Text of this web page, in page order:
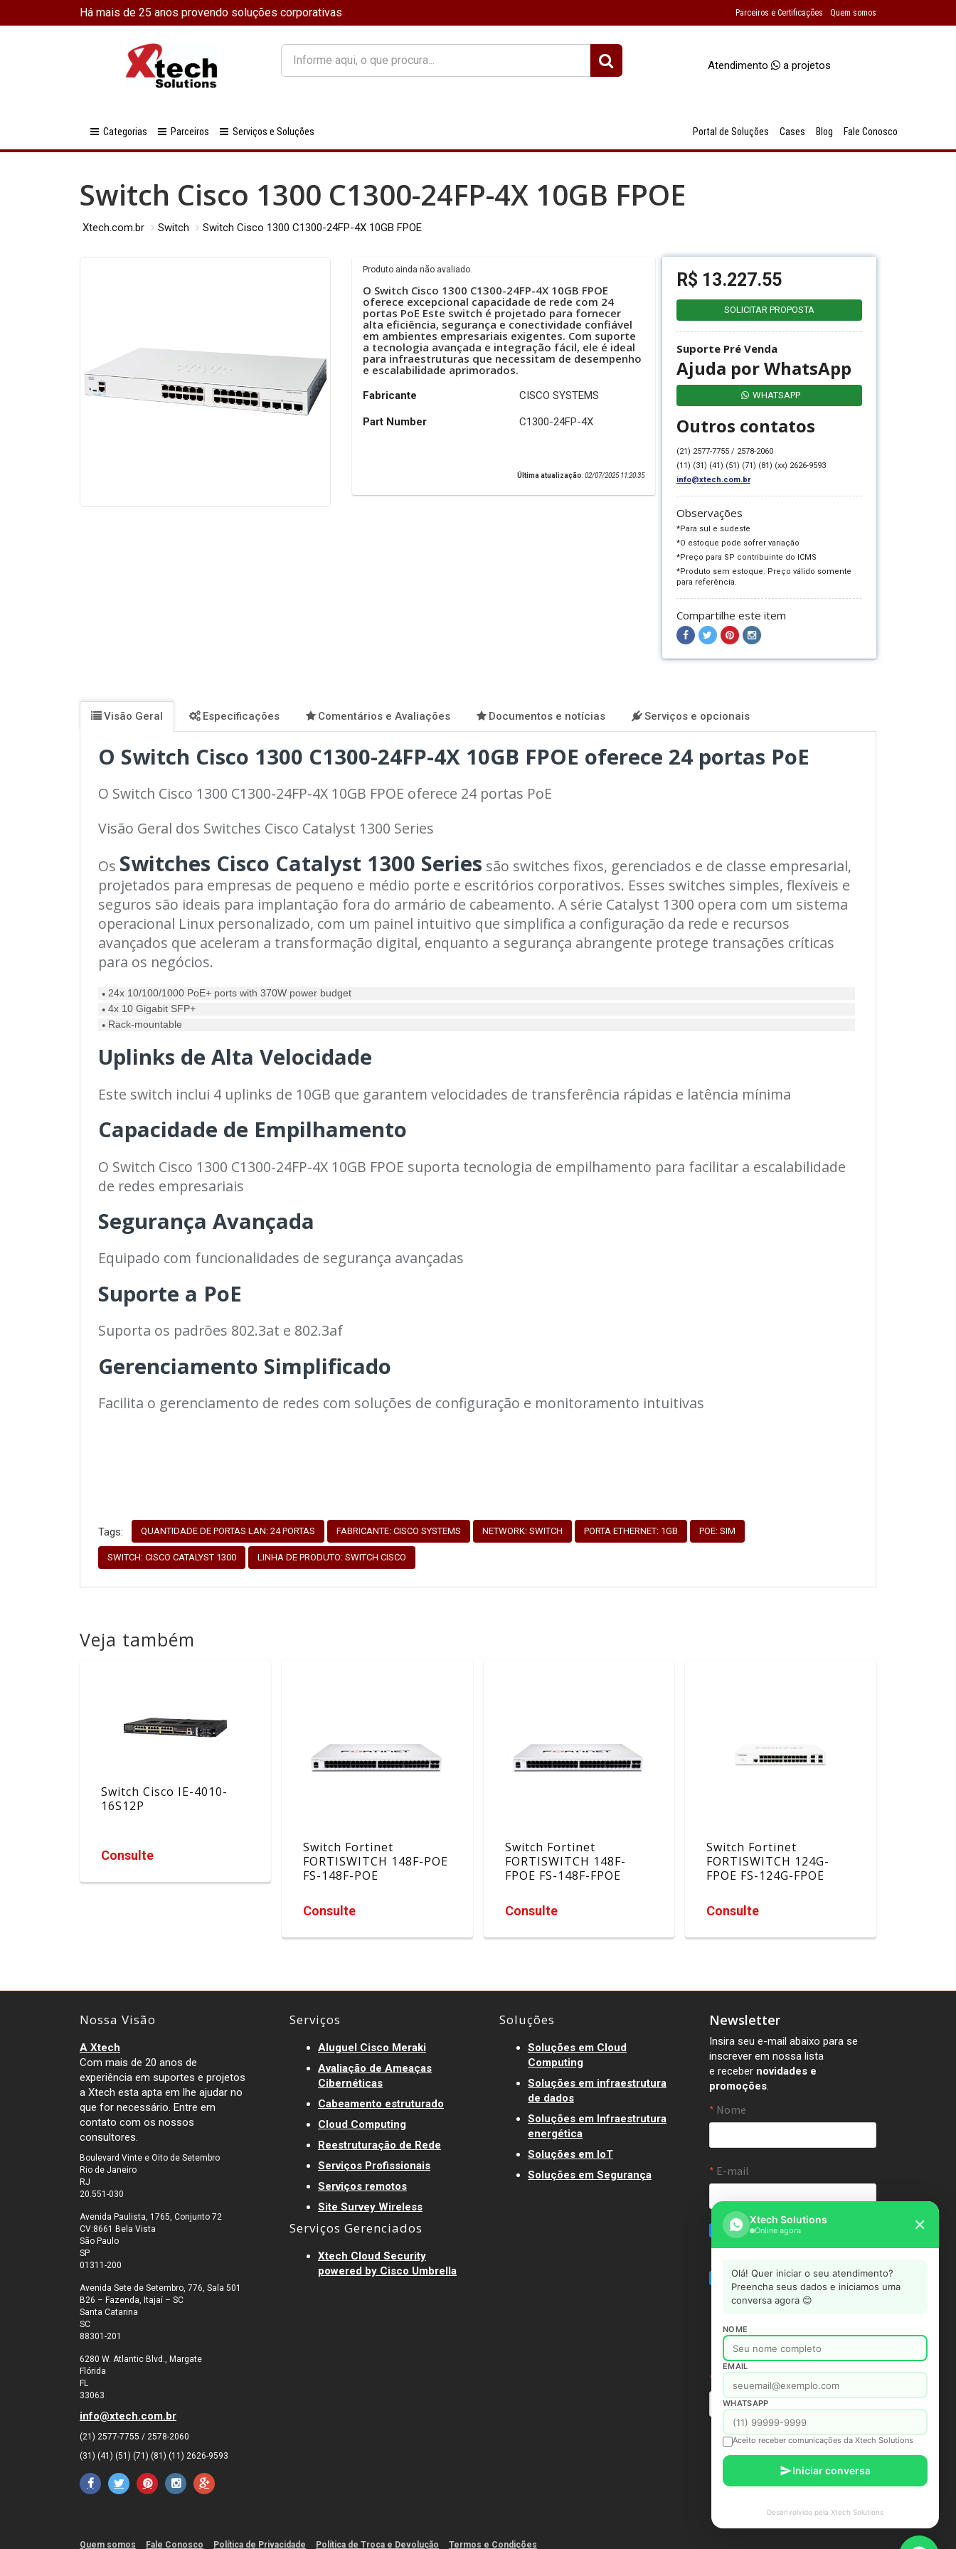
Há mais de 25 anos provendo soluções corporativas Parceiros e Certificações Quem somos
O
que
você
Atendimento a projetos
Categorias Parceiros Serviços e Soluções Portal de Soluções Cases Blog Fale Conosco
Switch Cisco 1300 C1300-24FP-4X 10GB FPOE
Xtech.com.br Switch Switch Cisco 1300 C1300-24FP-4X 10GB FPOE
Produto ainda não avaliado.
O Switch Cisco 1300 C1300-24FP-4X 10GB FPOE
oferece excepcional capacidade de rede com 24
portas PoE Este switch é projetado para fornecer
alta eficiência, segurança e conectividade confiável
em ambientes empresariais exigentes. Com suporte
a tecnologia avançada e integração fácil, ele é ideal
para infraestruturas que necessitam de desempenho
e escalabilidade aprimorados.
Fabricante CISCO SYSTEMS
Part Number C1300-24FP-4X
Última atualização:02/07/2025 11:20:35
R$ 13.227.55
SOLICITAR PROPOSTA
Suporte Pré Venda
Ajuda por WhatsApp
WHATSAPP
Outros contatos
(21) 2577-7755 / 2578-2060
(11) (31) (41) (51) (71) (81) (xx) 2626-9593
info@xtech.com.br
Observações
*Para sul e sudeste
*O estoque pode sofrer variação
*Preço para SP contribuinte do ICMS
*Produto sem estoque. Preço válido somente
para referência.
Compartilhe este item
CompartilharCompartilhar
Compartilhar
Compartilhar
Visão Geral Especificações Comentários e Avaliações Documentos e notícias Serviços e opcionais
O Switch Cisco 1300 C1300-24FP-4X 10GB FPOE oferece 24 portas PoE
O Switch Cisco 1300 C1300-24FP-4X 10GB FPOE oferece 24 portas PoE
Visão Geral dos Switches Cisco Catalyst 1300 Series
Os Switches Cisco Catalyst 1300 Series são switches fixos, gerenciados e de classe empresarial,
projetados para empresas de pequeno e médio porte e escritórios corporativos. Esses switches simples, flexíveis e
seguros são ideais para implantação fora do armário de cabeamento. A série Catalyst 1300 opera com um sistema
operacional Linux personalizado, com um painel intuitivo que simplifica a configuração da rede e recursos
avançados que aceleram a transformação digital, enquanto a segurança abrangente protege transações críticas
para os negócios.
● 24x 10/100/1000 PoE+ ports with 370W power budget
● 4x 10 Gigabit SFP+
● Rack-mountable
Uplinks de Alta Velocidade
Este switch inclui 4 uplinks de 10GB que garantem velocidades de transferência rápidas e latência mínima
Capacidade de Empilhamento
O Switch Cisco 1300 C1300-24FP-4X 10GB FPOE suporta tecnologia de empilhamento para facilitar a escalabilidade
de redes empresariais
Segurança Avançada
Equipado com funcionalidades de segurança avançadas
Suporte a PoE
Suporta os padrões 802.3at e 802.3af
Gerenciamento Simplificado
Facilita o gerenciamento de redes com soluções de configuração e monitoramento intuitivas
Tags: QUANTIDADE DE PORTAS LAN: 24 PORTAS FABRICANTE: CISCO SYSTEMS NETWORK: SWITCH PORTA ETHERNET: 1GB POE: SIM
SWITCH: CISCO CATALYST 1300 LINHA DE PRODUTO: SWITCH CISCO
Veja também
Switch Cisco IE-4010-
16S12P
Consulte
Switch Fortinet
FORTISWITCH 148F-POE
FS-148F-POE
Consulte
Switch Fortinet
FORTISWITCH 148F-
FPOE FS-148F-FPOE
Consulte
Switch Fortinet
FORTISWITCH 124G-
FPOE FS-124G-FPOE
Consulte
Nossa Visão
A Xtech
Com mais de 20 anos de
experiência em suportes e projetos
a Xtech esta apta em lhe ajudar no
que for necessário. Entre em
contato com os nossos
consultores.
Boulevard Vinte e Oito de Setembro
Rio de Janeiro
RJ
20.551-030
Avenida Paulista, 1765, Conjunto 72
CV:8661 Bela Vista
São Paulo
SP
01311-200
Avenida Sete de Setembro, 776, Sala 501
B26 – Fazenda, Itajaí – SC
Santa Catarina
SC
88301-201
6280 W. Atlantic Blvd., Margate
Flórida
FL
33063
info@xtech.com.br
(21) 2577-7755 / 2578-2060
(31) (41) (51) (71) (81) (11) 2626-9593
Serviços
Aluguel Cisco Meraki
Avaliação de Ameaças
Cibernéticas
Cabeamento estruturado
Cloud Computing
Reestruturação de Rede
Serviços Profissionais
Serviços remotos
Site Survey Wireless
Serviços Gerenciados
Xtech Cloud Security
powered by Cisco Umbrella
Soluções
Soluções em Cloud
Computing
Soluções em infraestrutura
de dados
Soluções em Infraestrutura
energética
Soluções em IoT
Soluções em Segurança
Newsletter
Insira seu e-mail abaixo para se
inscrever em nossa lista
e receber novidades e
promoções.
Quem somos Fale Conosco Política de Privacidade Política de Troca e Devolução Termos e Condições
Xtech Solutions
Online agora ✕
Olá! Quer iniciar o seu atendimento?
Preencha seus dados e iniciamos uma
conversa agora 😊
NOME
EMAIL
WHATSAPP
Aceito receber comunicações da Xtech Solutions
Iniciar conversa
Desenvolvido pela Xtech Solutions